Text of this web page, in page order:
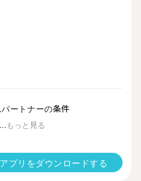
ートナーの条件
もっと見る
アプリをダウンロードする